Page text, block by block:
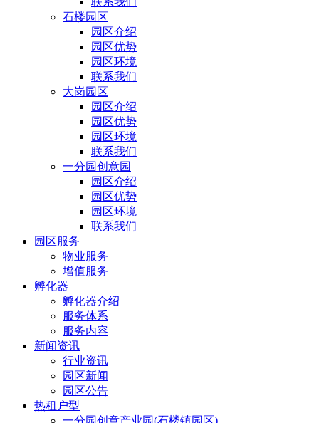
石楼园区
园区介绍
园区优势
园区环境
联系我们
大岗园区
园区介绍
园区优势
园区环境
联系我们
一分园创意园
园区介绍
园区优势
园区环境
联系我们
园区服务
物业服务
增值服务
孵化器
孵化器介绍
服务体系
服务内容
新闻资讯
行业资讯
园区新闻
园区公告
热租户型
一分园创意产业园(石楼镇园区)